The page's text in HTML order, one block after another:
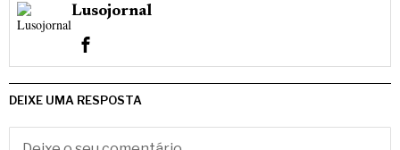
Lusojornal
DEIXE UMA RESPOSTA